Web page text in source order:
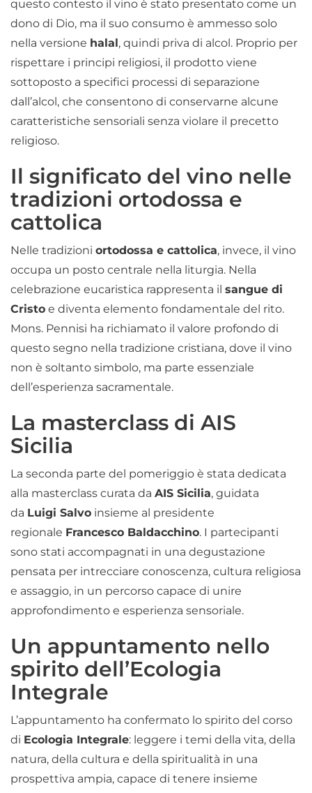
questo contesto il vino è stato presentato come un
dono di Dio, ma il suo consumo è ammesso solo
nella versione halal, quindi priva di alcol. Proprio per
rispettare i principi religiosi, il prodotto viene
sottoposto a specifici processi di separazione
dall’alcol, che consentono di conservarne alcune
caratteristiche sensoriali senza violare il precetto
religioso.
Il significato del vino nelle
tradizioni ortodossa e
cattolica
Nelle tradizioni ortodossa e cattolica, invece, il vino
occupa un posto centrale nella liturgia. Nella
celebrazione eucaristica rappresenta il sangue di
Cristo e diventa elemento fondamentale del rito.
Mons. Pennisi ha richiamato il valore profondo di
questo segno nella tradizione cristiana, dove il vino
non è soltanto simbolo, ma parte essenziale
dell’esperienza sacramentale.
La masterclass di AIS
Sicilia
La seconda parte del pomeriggio è stata dedicata
alla masterclass curata da AIS Sicilia, guidata
da Luigi Salvo insieme al presidente
regionale Francesco Baldacchino. I partecipanti
sono stati accompagnati in una degustazione
pensata per intrecciare conoscenza, cultura religiosa
e assaggio, in un percorso capace di unire
approfondimento e esperienza sensoriale.
Un appuntamento nello
spirito dell’Ecologia
Integrale
L’appuntamento ha confermato lo spirito del corso
di Ecologia Integrale: leggere i temi della vita, della
natura, della cultura e della spiritualità in una
prospettiva ampia, capace di tenere insieme